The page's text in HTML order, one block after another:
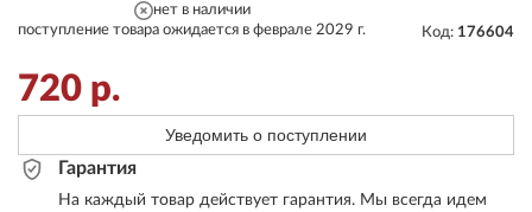
нет в наличии
поступление товара ожидается в феврале 2029 г.
Код: 176604
720 р.
Уведомить о поступлении
Гарантия
На каждый товар действует гарантия. Мы всегда идем